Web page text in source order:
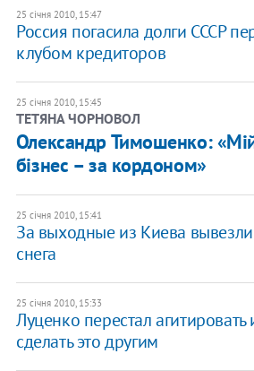
25 січня 2010, 15:47
Россия погасила долги СССР
клубом кредиторов
25 січня 2010, 15:45
ТЕТЯНА ЧОРНОВОЛ
Олександр Тимошенко:
бізнес – за кордоном»
25 січня 2010, 15:41
За выходные из Киева
снега
25 січня 2010, 15:33
Луценко перестал агитировать
сделать это другим